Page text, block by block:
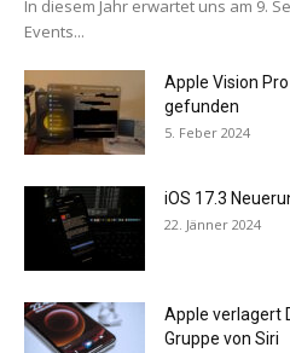
In diesem Jahr erwartet uns am 9.
Events...
Apple Vision
gefunden
5. Feber 2024
iOS 17.3
22. Jänner 2024
Apple verlagert
Gruppe von Siri